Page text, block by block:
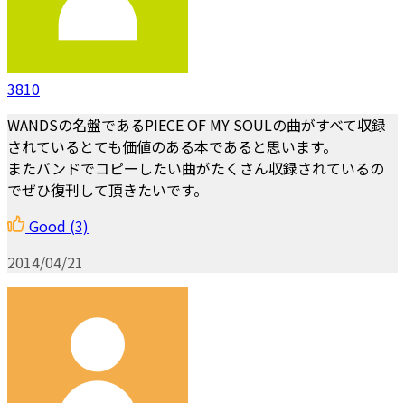
3810
WANDSの名盤であるPIECE OF MY SOULの曲がすべて収録
されているとても価値のある本であると思います。
またバンドでコピーしたい曲がたくさん収録されているの
でぜひ復刊して頂きたいです。
Good (3)
2014/04/21